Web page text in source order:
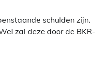
schulden zijn.
zal deze door de BKR-